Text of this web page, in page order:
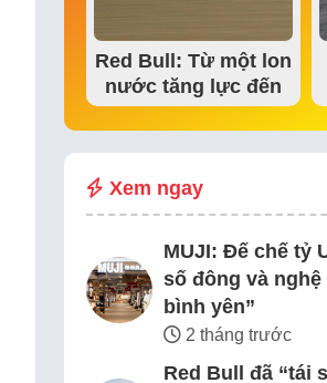
Red Bull: Từ một lon
nước tăng lực đến
đế chế thể…
Xem ngay
MUJI: Đế chế tỷ
số đông và
bình yên”
2 tháng trước
Red Bull đã “tái